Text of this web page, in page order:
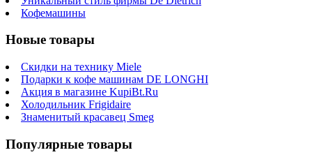
Кофемашины
Новые товары
Скидки на технику Miele
Подарки к кофе машинам DE LONGHI
Акция в магазине KupiBt.Ru
Холодильник Frigidaire
Знаменитый красавец Smeg
Популярные товары